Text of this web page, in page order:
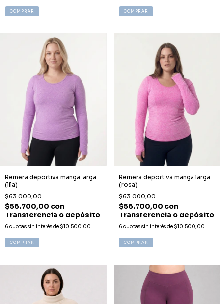
COMPRAR COMPRAR
Remera deportiva manga larga
(lila)
$63.000,00
$56.700,00 con
Transferencia o depósito
6 cuotas sin interés de $10.500,00
COMPRAR
Remera deportiva manga larga
(rosa)
$63.000,00
$56.700,00 con
Transferencia o depósito
6 cuotas sin interés de $10.500,00
COMPRAR